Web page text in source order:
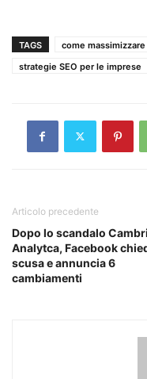
TAGS come massimizzare
strategie SEO per le imprese
Articolo precedente
Dopo lo scandalo
Analytca, Facebook
scusa e annuncia 6
cambiamenti